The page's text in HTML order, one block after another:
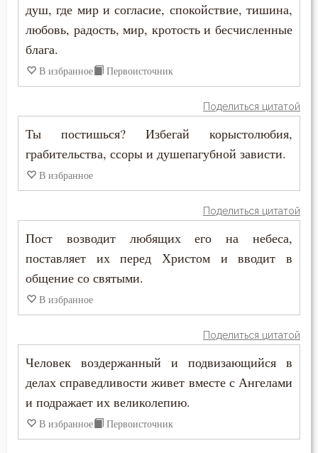
Служение Богу
Слух
Смертная память
Смерть детей
Смерть душевная
Смирение
Снисхождение
Совершенство
Созерцание
душ, где мир и согласие, спокойствие, тишина,
любовь, радость, мир, кротость и бесчисленные
блага.
В избранное Первоисточник
Поделиться цитатой
Ты постишься? Избегай корыстолюбия,
грабительства, ссоры и душепагубной зависти.
В избранное
Поделиться цитатой
Пост возводит любящих его на небеса,
поставляет их перед Христом и вводит в
общение со святыми.
В избранное
Поделиться цитатой
Человек воздержанный и подвизающийся в
делах справедливости живет вместе с Ангелами
и подражает их великолепию.
В избранное Первоисточник